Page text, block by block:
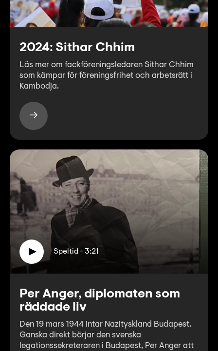
English
2024: Sithar Chhim
Läs mer om fackföreningsledaren Sithar Chhim
som kämpar för föreningsfrihet och arbetsrätt i
Kambodja.
Speltid - 3:21
Per Anger, diplomaten som
räddade liv
Den 19 mars 1944 intar Nazityskland Budapest.
Ganska direkt börjar den svenska
legationssekreteraren i Budapest, Per Anger att